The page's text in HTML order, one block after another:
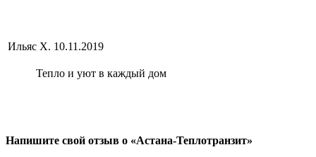
Ильяс Х. 10.11.2019
Тепло и уют в каждый дом
Напишите свой отзыв о «Астана-Теплотранзит»